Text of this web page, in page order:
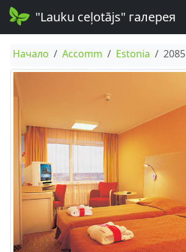
"Lauku ceļotājs" галерея
Начало Accomm Estonia 2085